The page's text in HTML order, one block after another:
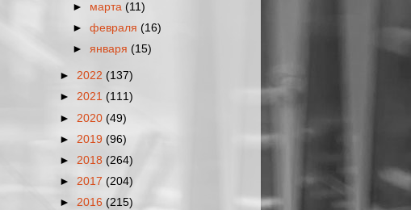
► марта (11)
► февраля (16)
► января (15)
► 2022 (137)
► 2021 (111)
► 2020 (49)
► 2019 (96)
► 2018 (264)
► 2017 (204)
► 2016 (215)